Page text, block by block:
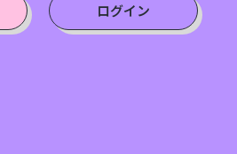
ログイン